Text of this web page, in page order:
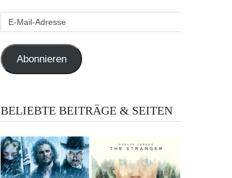
E-
Abonnieren
BELIEBTE BEITRÄGE & SEITEN